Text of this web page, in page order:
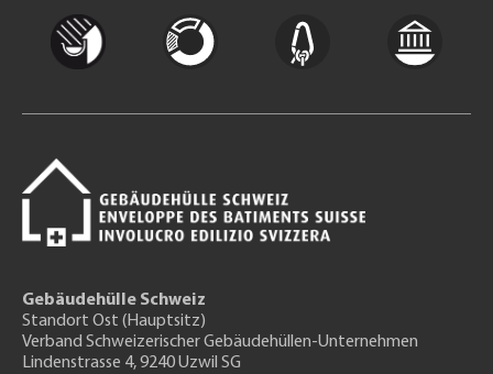
Gebäudehülle Schweiz
Standort Ost (Hauptsitz)
Verband Schweizerischer Gebäudehüllen-Unternehmen
Lindenstrasse 4, 9240 Uzwil SG